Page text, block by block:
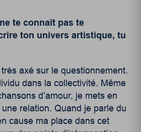
te connaît pas te
ton univers artistique, tu
axé sur le questionnement.
dans la collectivité. Même
d’amour, je mets en
une relation. Quand je parle du
cause ma place dans cet